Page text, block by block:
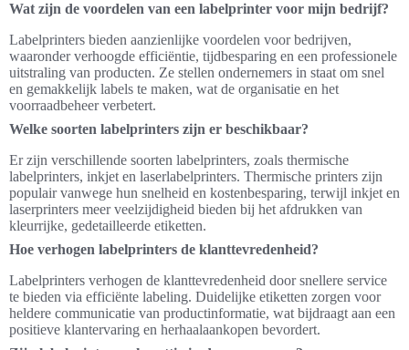
Wat zijn de voordelen van een labelprinter voor mijn bedrijf?
Labelprinters bieden aanzienlijke voordelen voor bedrijven,
waaronder verhoogde efficiëntie, tijdbesparing en een professionele
uitstraling van producten. Ze stellen ondernemers in staat om snel
en gemakkelijk labels te maken, wat de organisatie en het
voorraadbeheer verbetert.
Welke soorten labelprinters zijn er beschikbaar?
Er zijn verschillende soorten labelprinters, zoals thermische
labelprinters, inkjet en laserlabelprinters. Thermische printers zijn
populair vanwege hun snelheid en kostenbesparing, terwijl inkjet en
laserprinters meer veelzijdigheid bieden bij het afdrukken van
kleurrijke, gedetailleerde etiketten.
Hoe verhogen labelprinters de klanttevredenheid?
Labelprinters verhogen de klanttevredenheid door snellere service
te bieden via efficiënte labeling. Duidelijke etiketten zorgen voor
heldere communicatie van productinformatie, wat bijdraagt aan een
positieve klantervaring en herhaalaankopen bevordert.